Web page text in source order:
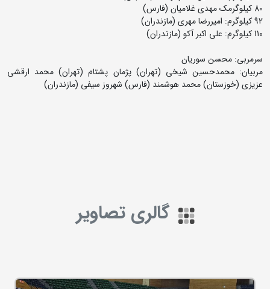
80 کیلوگرمک مهدی غلامیان (فارس)
92 کیلوگرم: امیررضا مهری (مازندران)
110 کیلوگرم: علی اکبر آکو (مازندران)
سرمربی: محسن سوریان
مربیان: محمدحسین شیخی (تهران) پژمان پشتام (تهران) محمد ارقشی
عزیزی (خوزستان) محمد هوشمند (فارس) شهروز سیفی (مازندران)
گالری تصاویر